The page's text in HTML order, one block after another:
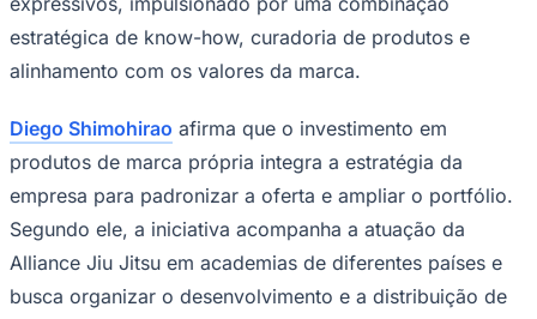
fortalecimento da identidade da equipe.
O objetivo principal é organizar a comercialização e
ampliar a disponibilidade de itens da marca no mercado
brasileiro, por meio de uma estrutura profissional de
alcance nacional. A nova loja disponibiliza um portfólio
voltado à prática do Jiu Jitsu e lifestyle, incluindo itens
como kimonos, rashguards, faixas, roupas e acessórios,